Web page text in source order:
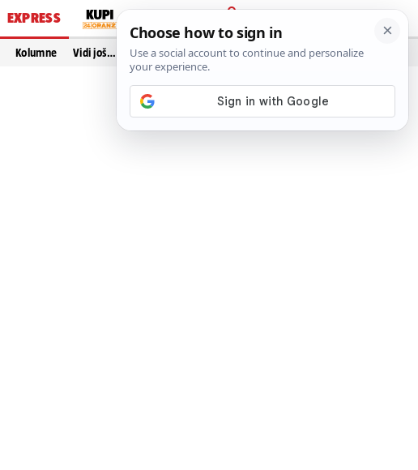
EXPRESS
PRIJAVA
Kolumne Vidi još…